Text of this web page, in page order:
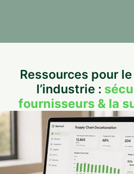
Ressources pour
l’industrie :
fournisseurs & la